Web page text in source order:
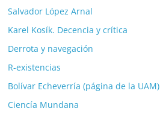
Salvador López Arnal
Karel Kosík. Decencia y crítica
Derrota y navegación
R-existencias
Bolívar Echeverría (página de la UAM)
Ciencía Mundana